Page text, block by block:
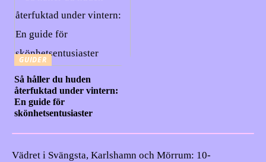
GUIDER
Så håller du huden
återfuktad under vintern:
En guide för
skönhetsentusiaster
Vädret i Svängsta, Karlshamn och Mörrum: 10-